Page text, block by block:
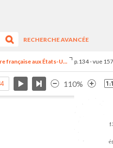
RECHERCHE AVANCÉE
française aux États-U... p.134 - vue
110%